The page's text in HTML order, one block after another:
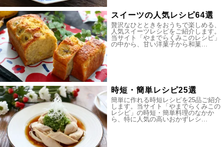
スイーツの人気レシピ64選
贅沢なひとときをおうちで楽しめる、
人気スイーツレシピをご紹介します。
当サイト「やまでらくみこのレシピ」
の中から、甘い洋菓子から和菓…
時短・簡単レシピ25選
簡単に作れる時短レシピを25品ご紹介
します。当サイト「やまでらくみこの
レシピ」の時短・簡単料理のなかか
ら、特に人気の高いおかずレシ…